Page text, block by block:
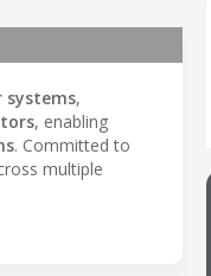
systems,
, enabling
. Committed to
multiple